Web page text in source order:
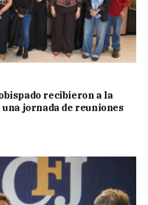
recibieron a la
jornada de reuniones